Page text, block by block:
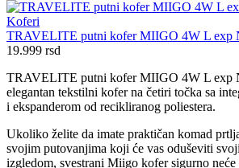
Koferi
TRAVELITE putni kofer MIIGO 4W L exp
19.999 rsd
TRAVELITE putni kofer MIIGO 4W L exp
elegantan tekstilni kofer na četiri točka sa
i ekspanderom od recikliranog poliestera.
Ukoliko želite da imate praktičan komad
svojim putovanjima koji će vas oduševiti
izgledom, svestrani Miigo kofer sigurno neće